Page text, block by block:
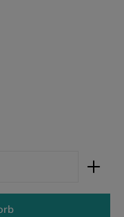
Wert ein